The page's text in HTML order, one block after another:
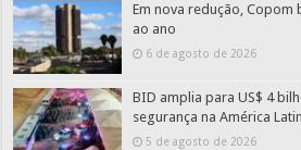
Em nova redução, Copom
ao ano
6 de agosto de 2026
BID amplia para US$ 4
segurança na América
5 de agosto de 2026